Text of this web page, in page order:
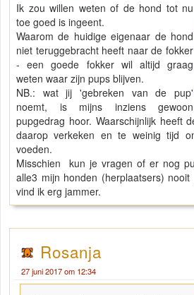
Ik zou willen weten of de hond tot nu
toe goed is ingeent.
Waarom de huidige eigenaar de hond
niet teruggebracht heeft naar de fokker
- een goede fokker wil altijd graag
weten waar zijn pups blijven.
NB.: wat jij 'gebreken van de pup'
noemt, is mijns inziens gewoon
pupgedrag hoor. Waarschijnlijk heeft
daarop verkeken en te weinig tijd
voeden.
Misschien kun je vragen of er nog
alle3 mijn honden (herplaatsers)
vind ik erg jammer.
Rosanja
27 juni 2017 om 12:34